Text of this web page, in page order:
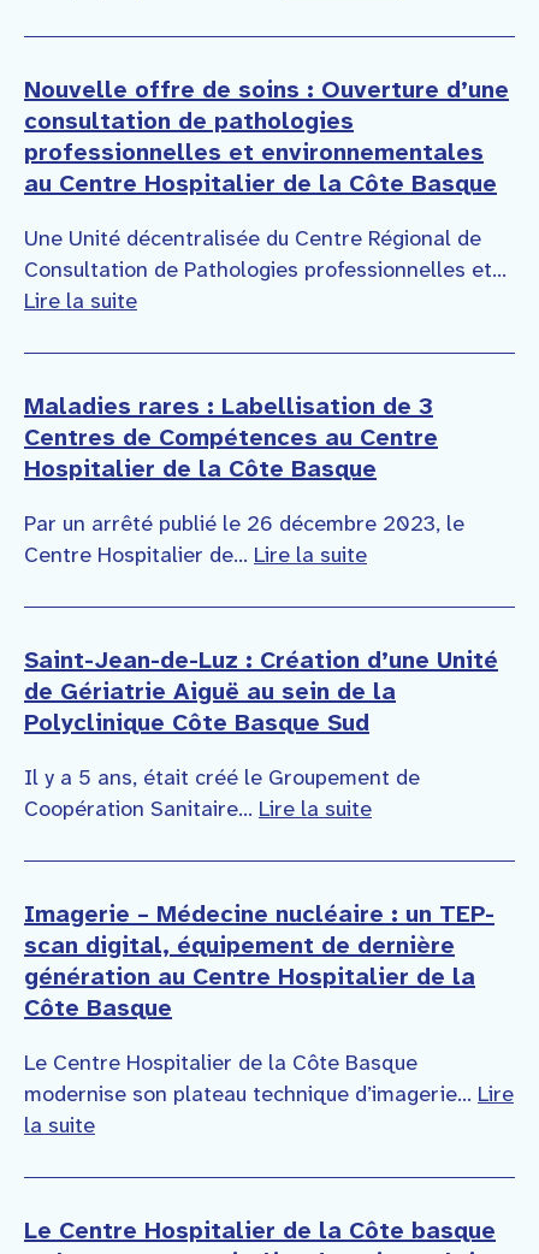
Nouvelle offre de soins : Ouverture d’une
consultation de pathologies
professionnelles et environnementales
au Centre Hospitalier de la Côte Basque
Une Unité décentralisée du Centre Régional de
Consultation de Pathologies professionnelles et...
Lire la suite
Maladies rares : Labellisation de 3
Centres de Compétences au Centre
Hospitalier de la Côte Basque
Par un arrêté publié le 26 décembre 2023, le
Centre Hospitalier de... Lire la suite
Saint-Jean-de-Luz : Création d’une Unité
de Gériatrie Aiguë au sein de la
Polyclinique Côte Basque Sud
Il y a 5 ans, était créé le Groupement de
Coopération Sanitaire... Lire la suite
Imagerie – Médecine nucléaire : un TEP-
scan digital, équipement de dernière
génération au Centre Hospitalier de la
Côte Basque
Le Centre Hospitalier de la Côte Basque
modernise son plateau technique d’imagerie... Lire
la suite
Le Centre Hospitalier de la Côte basque